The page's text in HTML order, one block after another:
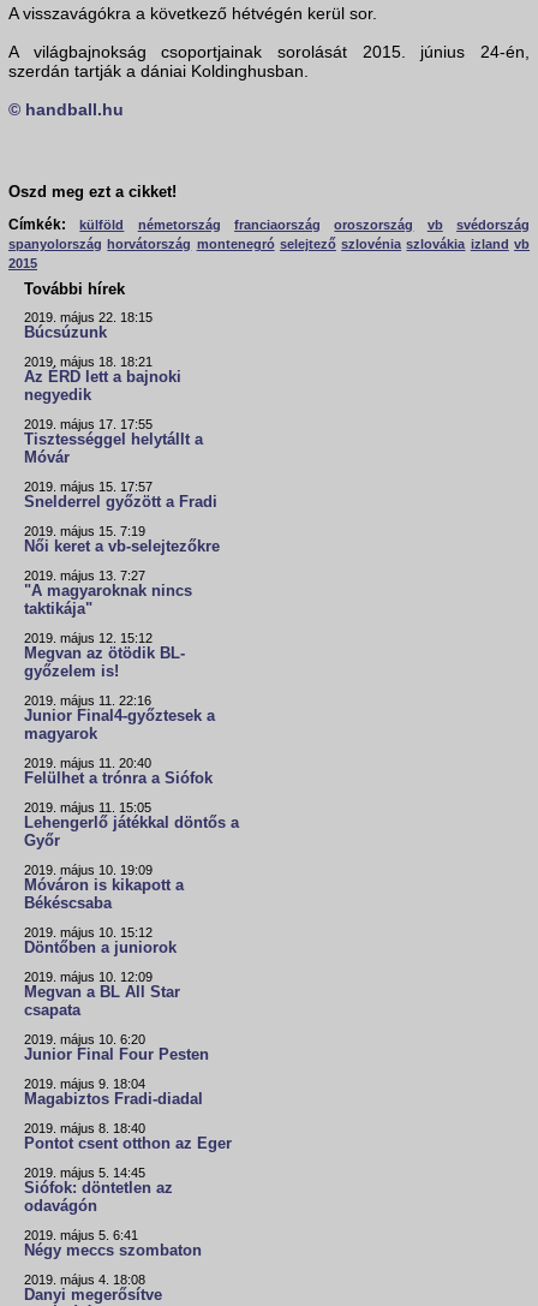
A visszavágókra a következő hétvégén kerül sor.
A világbajnokság csoportjainak sorolását 2015. június 24-én,
szerdán tartják a dániai Koldinghusban.
© handball.hu
Oszd meg ezt a cikket!
Címkék:
külföld németország franciaország oroszország vb
svédország
spanyolország horvátország montenegró selejtező szlovénia szlovákia izland vb
2015
További hírek
2019. május 22. 18:15
Búcsúzunk
2019. május 18. 18:21
Az ÉRD lett a bajnoki
negyedik
2019. május 17. 17:55
Tisztességgel helytállt a
Móvár
2019. május 15. 17:57
Snelderrel győzött a Fradi
2019. május 15. 7:19
Női keret a vb-selejtezőkre
2019. május 13. 7:27
"A magyaroknak nincs
taktikája"
2019. május 12. 15:12
Megvan az ötödik BL-
győzelem is!
2019. május 11. 22:16
Junior Final4-győztesek a
magyarok
2019. május 11. 20:40
Felülhet a trónra a Siófok
2019. május 11. 15:05
Lehengerlő játékkal döntős a
Győr
2019. május 10. 19:09
Móváron is kikapott a
Békéscsaba
2019. május 10. 15:12
Döntőben a juniorok
2019. május 10. 12:09
Megvan a BL All Star
csapata
2019. május 10. 6:20
Junior Final Four Pesten
2019. május 9. 18:04
Magabiztos Fradi-diadal
2019. május 8. 18:40
Pontot csent otthon az Eger
2019. május 5. 14:45
Siófok: döntetlen az
odavágón
2019. május 5. 6:41
Négy meccs szombaton
2019. május 4. 18:08
Danyi megerősítve